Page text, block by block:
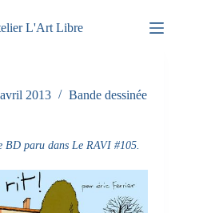
L'Art Libre
2013 Bande dessinée
BD paru dans Le RAVI #105.